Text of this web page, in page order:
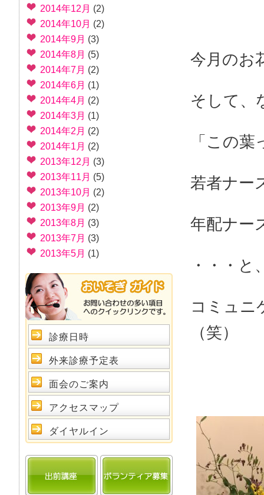
今月のお
そして、
「この
若者ナー
年配ナー
・・・
コミュニ
（笑）
2014年12月 (2)
2014年10月 (2)
2014年9月 (3)
2014年8月 (5)
2014年7月 (2)
2014年6月 (1)
2014年4月 (2)
2014年3月 (1)
2014年2月 (2)
2014年1月 (2)
2013年12月 (3)
2013年11月 (5)
2013年10月 (2)
2013年9月 (2)
2013年8月 (3)
2013年7月 (3)
2013年5月 (1)
診療日時
外来診療予定表
面会のご案内
アクセスマップ
ダイヤルイン